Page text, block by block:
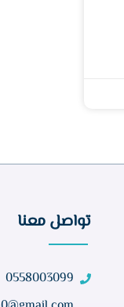
تواصل معنا
0558003099